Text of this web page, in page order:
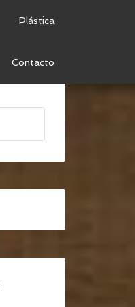
Plástica
Contacto